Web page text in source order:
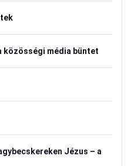
közösségi média büntet
Jézus – a